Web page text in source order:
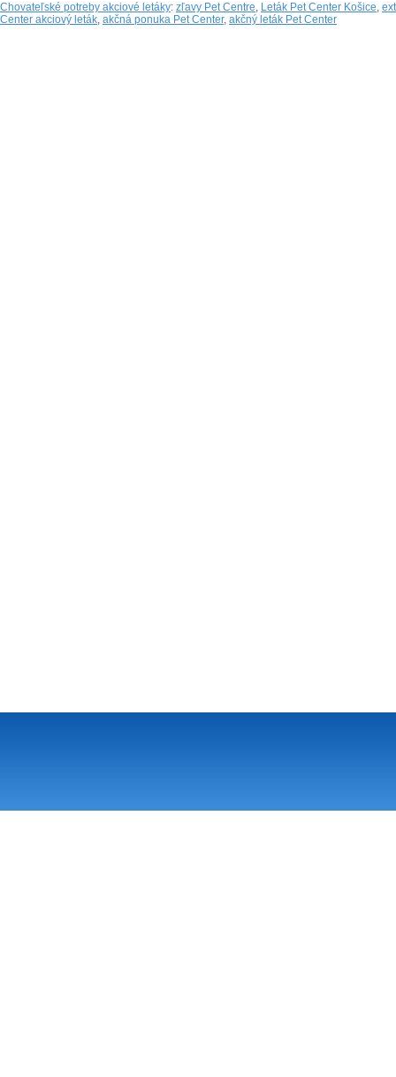
Chovateľské potreby akciové letáky: zľavy Pet Centre, Leták Pet Center Košice,
Center akciový leták, akčná ponuka Pet Center, akčný leták Pet Center